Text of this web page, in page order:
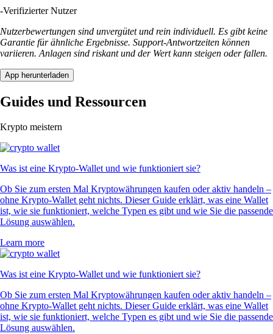
-Verifizierter Nutzer
Nutzerbewertungen sind unvergütet und rein individuell. Es gibt keine
Garantie für ähnliche Ergebnisse. Support-Antwortzeiten können
variieren. Anlagen sind riskant und der Wert kann steigen oder fallen.
App herunterladen
Guides und Ressourcen
Krypto meistern
Was ist eine Krypto-Wallet und wie funktioniert sie?
Ob Sie zum ersten Mal Kryptowährungen kaufen oder aktiv handeln –
ohne Krypto-Wallet geht nichts. Dieser Guide erklärt, was eine Wallet
ist, wie sie funktioniert, welche Typen es gibt und wie Sie die passende
Lösung auswählen.
Learn more
Was ist eine Krypto-Wallet und wie funktioniert sie?
Ob Sie zum ersten Mal Kryptowährungen kaufen oder aktiv handeln –
ohne Krypto-Wallet geht nichts. Dieser Guide erklärt, was eine Wallet
ist, wie sie funktioniert, welche Typen es gibt und wie Sie die passende
Lösung auswählen.